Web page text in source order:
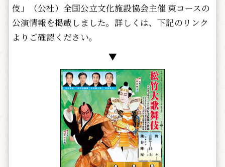
伎」（公社）全国公立文化施設協会主催 東コースの
公演情報を掲載しました。詳しくは、下記のリンク
よりご確認ください。
▼